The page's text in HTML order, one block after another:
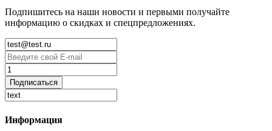
Подпишитесь на наши новости и первыми получайте
информацию о скидках и спецпредложениях.
Подписаться
Информация